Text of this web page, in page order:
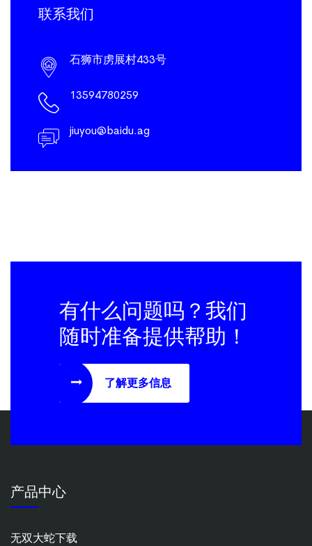
联系我们
石狮市虏展村433号
13594780259
jiuyou@baidu.ag
有什么问题吗？我们
随时准备提供帮助！
了解更多信息
产品中心
无双大蛇下载